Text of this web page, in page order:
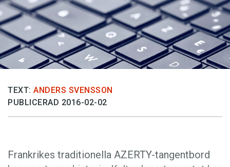
Skrivtips
Bokrecensioner
Kviss
Podden
Föreslå nyord
Annonsera
Läs Språktidningen digitalt
TEXT: ANDERS SVENSSON
PUBLICERAD 2016-02-02
Frankrikes traditionella AZERTY-tangentbord